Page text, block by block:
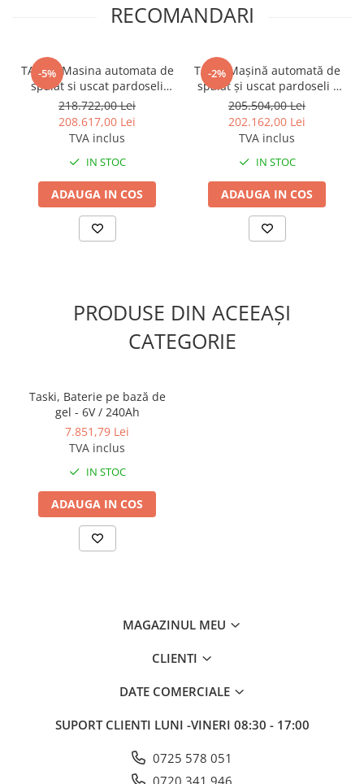
RECOMANDARI
-5%
TASKI , Masina automata de
spalat si uscat pardoseli
dure, cu operator la bord,
TASKI swingo 5000
218.722,00 Lei
208.617,00 Lei
TVA inclus
IN STOC
ADAUGA IN COS
-2%
TASKI Mașină automată de
spălat și uscat pardoseli -
TASKI swingo 4000, cu
operator la bord
205.504,00 Lei
202.162,00 Lei
TVA inclus
IN STOC
ADAUGA IN COS
PRODUSE DIN ACEEAȘI
CATEGORIE
Taski, Baterie pe bază de
gel - 6V / 240Ah
7.851,79 Lei
TVA inclus
IN STOC
ADAUGA IN COS
MAGAZINUL MEU
CLIENTI
DATE COMERCIALE
SUPORT CLIENTI LUNI -VINERI 08:30 - 17:00
0725 578 051
0720 341 946